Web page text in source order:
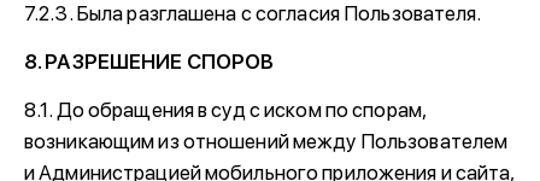
7.2.3. Была разглашена с согласия Пользователя.
8. РАЗРЕШЕНИЕ СПОРОВ
8.1. До обращения в суд с иском по спорам,
возникающим из отношений между Пользователем
и Администрацией мобильного приложения и сайта,